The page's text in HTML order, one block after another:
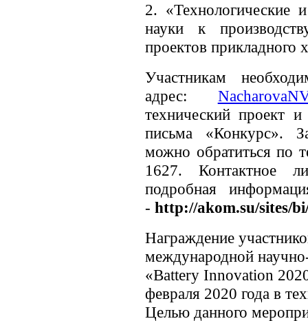
2. «Технологические
науки к
проектов прикладного
Участникам
адрес:
технический проект
письма «Конкурс».
можно обратиться по
1627. Контактное
подробная
- http://akom.su/sites/
Награждение
международной
«Battery Innovation
февраля 2020 года в
Целью данного